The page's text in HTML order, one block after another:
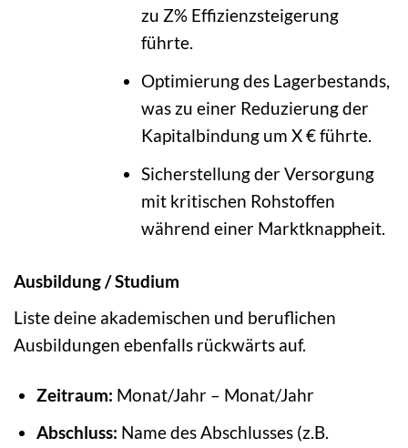
zu Z% Effizienzsteigerung
führte.
Optimierung des Lagerbestands,
was zu einer Reduzierung der
Kapitalbindung um X € führte.
Sicherstellung der Versorgung
mit kritischen Rohstoffen
während einer Marktknappheit.
Ausbildung / Studium
Liste deine akademischen und beruflichen
Ausbildungen ebenfalls rückwärts auf.
Zeitraum: Monat/Jahr – Monat/Jahr
Abschluss: Name des Abschlusses (z.B.